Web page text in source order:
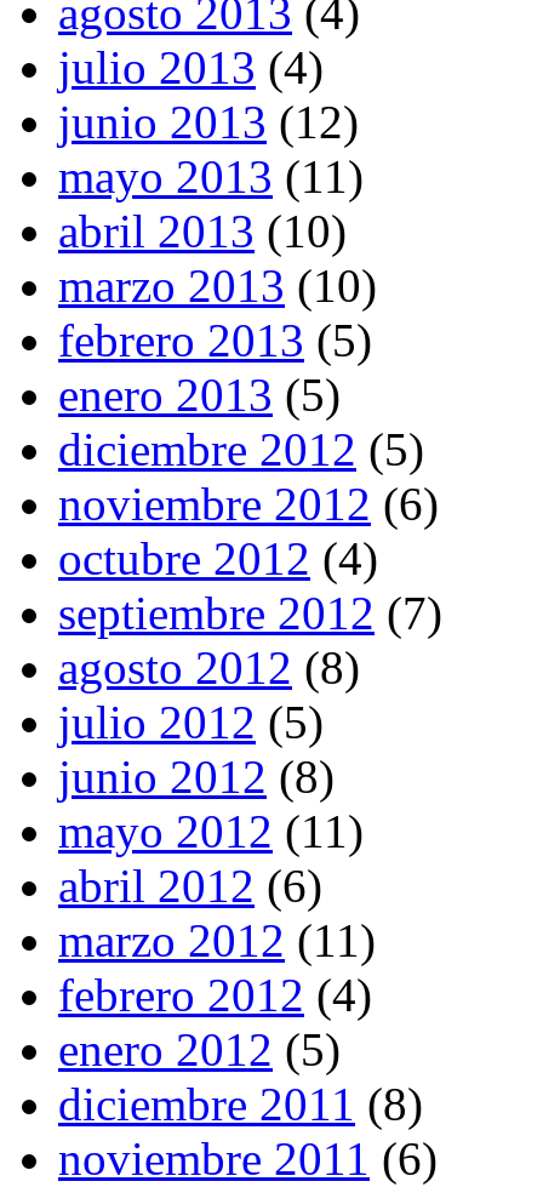
agosto 2013 (4)
julio 2013 (4)
junio 2013 (12)
mayo 2013 (11)
abril 2013 (10)
marzo 2013 (10)
febrero 2013 (5)
enero 2013 (5)
diciembre 2012 (5)
noviembre 2012 (6)
octubre 2012 (4)
septiembre 2012 (7)
agosto 2012 (8)
julio 2012 (5)
junio 2012 (8)
mayo 2012 (11)
abril 2012 (6)
marzo 2012 (11)
febrero 2012 (4)
enero 2012 (5)
diciembre 2011 (8)
noviembre 2011 (6)